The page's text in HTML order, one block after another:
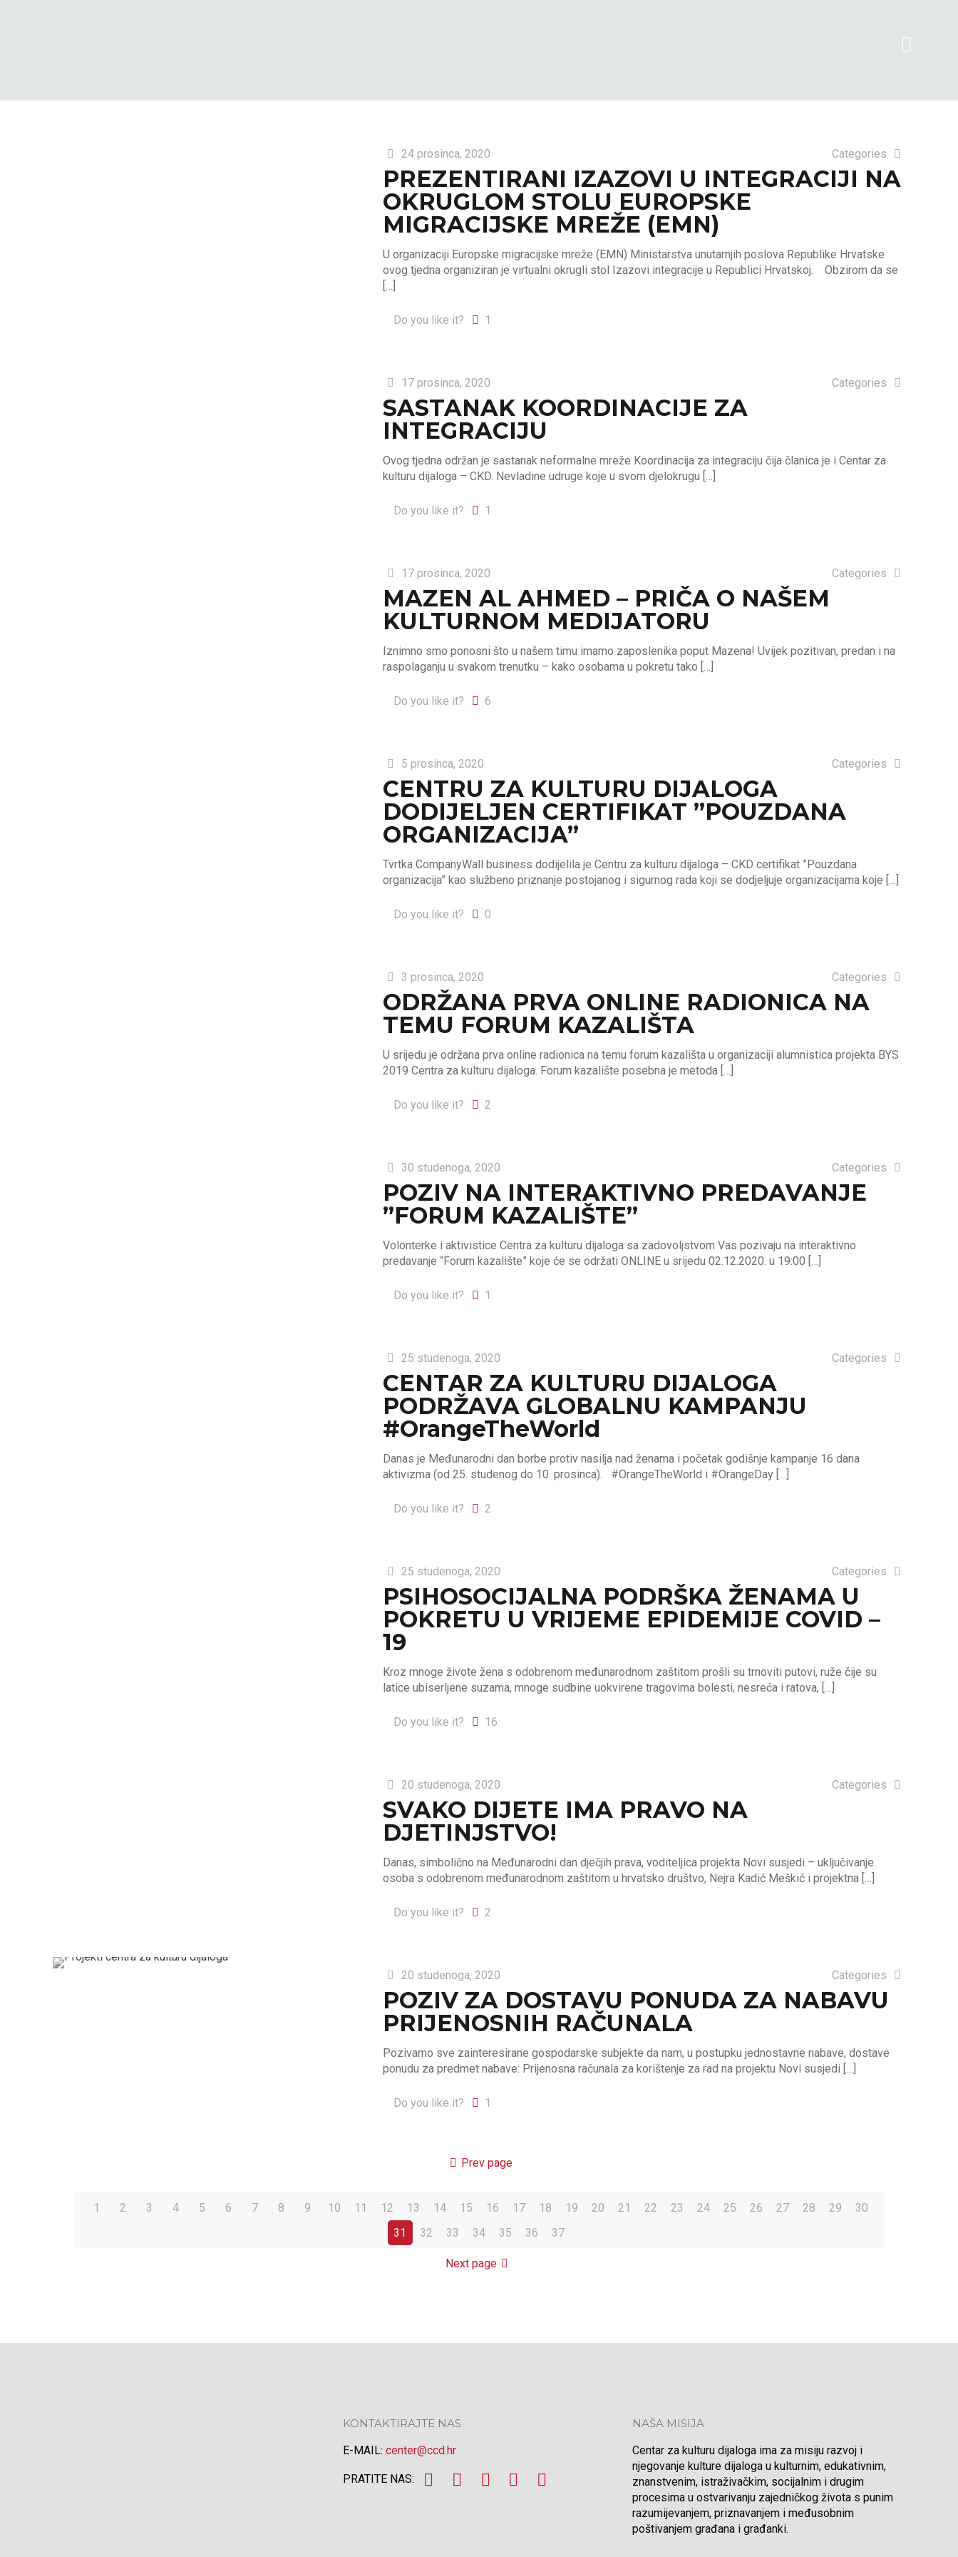
24 prosinca, 2020 Categories
PREZENTIRANI IZAZOVI U INTEGRACIJI NA
OKRUGLOM STOLU EUROPSKE
MIGRACIJSKE MREŽE (EMN)
U organizaciji Europske migracijske mreže (EMN) Ministarstva unutarnjih poslova Republike Hrvatske
ovog tjedna organiziran je virtualni okrugli stol Izazovi integracije u Republici Hrvatskoj. Obzirom da se
[…]
Do you like it? 1
17 prosinca, 2020 Categories
SASTANAK KOORDINACIJE ZA
INTEGRACIJU
Ovog tjedna održan je sastanak neformalne mreže Koordinacija za integraciju čija članica je i Centar za
kulturu dijaloga – CKD. Nevladine udruge koje u svom djelokrugu […]
Do you like it? 1
17 prosinca, 2020 Categories
MAZEN AL AHMED – PRIČA O NAŠEM
KULTURNOM MEDIJATORU
Iznimno smo ponosni što u našem timu imamo zaposlenika poput Mazena! Uvijek pozitivan, predan i na
raspolaganju u svakom trenutku – kako osobama u pokretu tako […]
Do you like it? 6
5 prosinca, 2020 Categories
CENTRU ZA KULTURU DIJALOGA
DODIJELJEN CERTIFIKAT ”POUZDANA
ORGANIZACIJA”
Tvrtka CompanyWall business dodijelila je Centru za kulturu dijaloga – CKD certifikat ”Pouzdana
organizacija” kao službeno priznanje postojanog i sigurnog rada koji se dodjeljuje organizacijama koje […]
Do you like it? 0
3 prosinca, 2020 Categories
ODRŽANA PRVA ONLINE RADIONICA NA
TEMU FORUM KAZALIŠTA
U srijedu je održana prva online radionica na temu forum kazališta u organizaciji alumnistica projekta BYS
2019 Centra za kulturu dijaloga. Forum kazalište posebna je metoda[…]
Do you like it? 2
30 studenoga, 2020 Categories
POZIV NA INTERAKTIVNO PREDAVANJE
”FORUM KAZALIŠTE”
Volonterke i aktivistice Centra za kulturu dijaloga sa zadovoljstvom Vas pozivaju na interaktivno
predavanje “Forum kazalište” koje će se održati ONLINE u srijedu 02.12.2020. u 19:00 […]
Do you like it? 1
25 studenoga, 2020 Categories
CENTAR ZA KULTURU DIJALOGA
PODRŽAVA GLOBALNU KAMPANJU
#OrangeTheWorld
Danas je Međunarodni dan borbe protiv nasilja nad ženama i početak godišnje kampanje 16 dana
aktivizma (od 25. studenog do 10. prosinca). #OrangeTheWorld i #OrangeDay[…]
Do you like it? 2
25 studenoga, 2020 Categories
PSIHOSOCIJALNA PODRŠKA ŽENAMA U
POKRETU U VRIJEME EPIDEMIJE COVID –
19
Kroz mnoge živote žena s odobrenom međunarodnom zaštitom prošli su trnoviti putovi, ruže čije su
latice ubiserljene suzama, mnoge sudbine uokvirene tragovima bolesti, nesreća i ratova, […]
Do you like it? 16
20 studenoga, 2020 Categories
SVAKO DIJETE IMA PRAVO NA
DJETINJSTVO!
Danas, simbolično na Međunarodni dan dječjih prava, voditeljica projekta Novi susjedi – uključivanje
osoba s odobrenom međunarodnom zaštitom u hrvatsko društvo, Nejra Kadić Meškić i projektna[…]
Do you like it? 2
20 studenoga, 2020 Categories
POZIV ZA DOSTAVU PONUDA ZA NABAVU
PRIJENOSNIH RAČUNALA
Pozivamo sve zainteresirane gospodarske subjekte da nam, u postupku jednostavne nabave, dostave
ponudu za predmet nabave: Prijenosna računala za korištenje za rad na projektu Novi susjedi […]
Do you like it? 1
Prev page
1 2 3 4 5 6 7 8 9 10 11 12 13 14 15 16 17 18 19 20 21 22 23 24 25 26 27 28 29
30
31
32 33 34 35 36 37
Next page
KONTAKTIRAJTE NAS
E-MAIL: center@ccd.hr
PRATITE NAS:
NAŠA MISIJA
Centar za kulturu dijaloga ima za misiju razvoj i
njegovanje kulture dijaloga u kulturnim, edukativnim,
znanstvenim, istraživačkim, socijalnim i drugim
procesima u ostvarivanju zajedničkog života s punim
razumijevanjem, priznavanjem i međusobnim
poštivanjem građana i građanki.